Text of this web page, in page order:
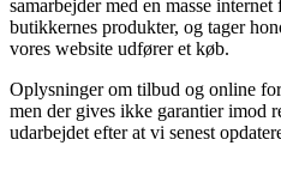
samarbejder med en masse
butikkernes produkter, og tager
vores website udfører et køb.
Oplysninger om tilbud og online
men der gives ikke garantier imod
udarbejdet efter at vi senest